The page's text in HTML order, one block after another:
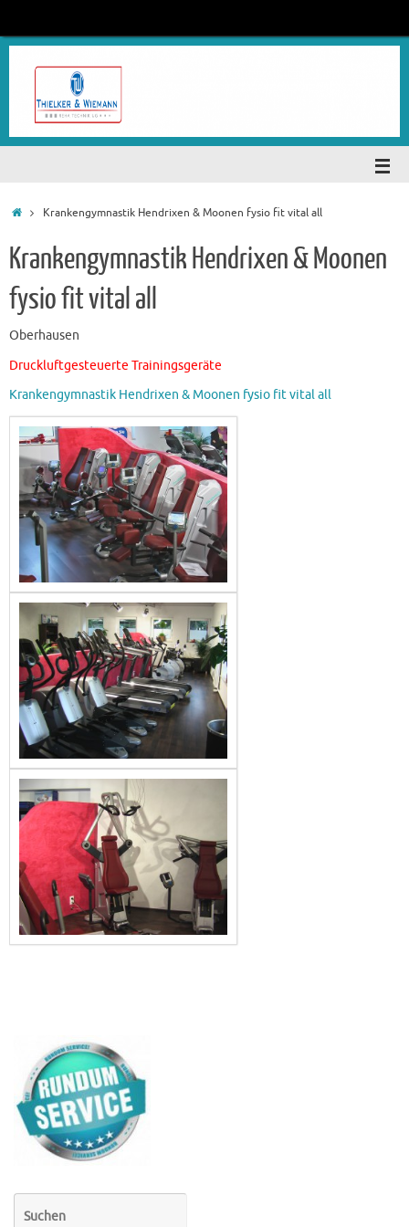
Krankengymnastik Hendrixen & Moonen fysio fit vital all
Krankengymnastik Hendrixen & Moonen
fysio fit vital all
Oberhausen
Druckluftgesteuerte Trainingsgeräte
Krankengymnastik Hendrixen & Moonen fysio fit vital all